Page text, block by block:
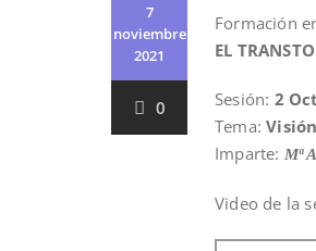
7
noviembre
2021
0
Formación
EL
Sesión: 2
Tema:
Imparte: Mª
Video de la